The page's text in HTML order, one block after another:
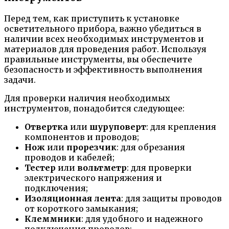
Перед тем, как приступить к установке
осветительного прибора, важно убедиться в
наличии всех необходимых инструментов и
материалов для проведения работ. Используя
правильные инструменты, вы обеспечите
безопасность и эффективность выполнения
задачи.
Для проверки наличия необходимых
инструментов, понадобится следующее:
Отвертка или шуруповерт: для крепления
компонентов и проводов;
Нож или прорезчик: для обрезания
проводов и кабелей;
Тестер или вольтметр: для проверки
электрического напряжения и
подключения;
Изоляционная лента: для защиты проводов
от короткого замыкания;
Клеммники: для удобного и надежного